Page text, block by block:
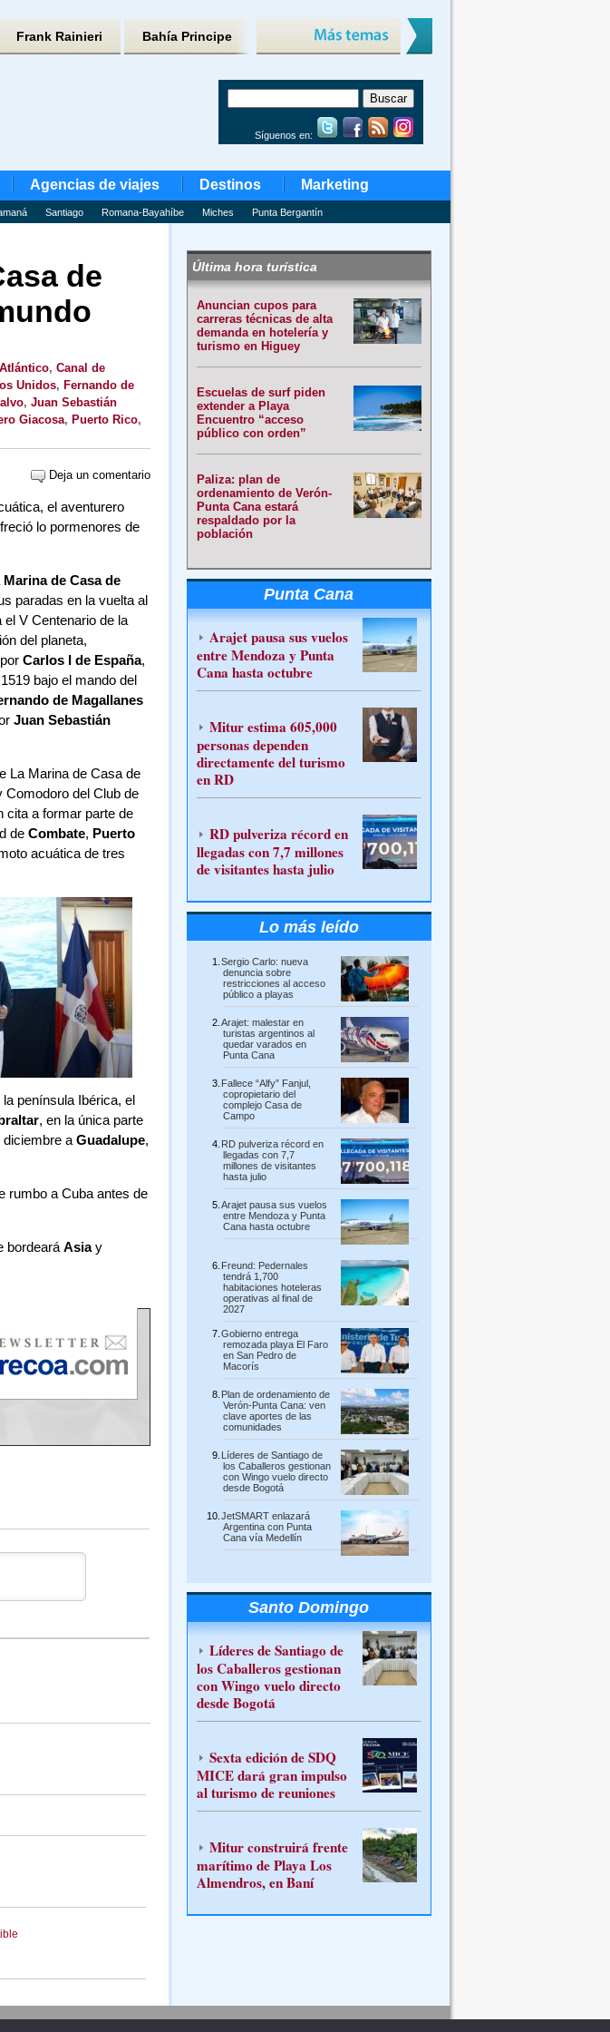
Frank Rainieri Bahía Principe
Síguenos en:
Agencias de viajes Destinos Marketing
Santiago Romana-Bayahíbe Miches Punta Bergantín
de
Atlántico, Canal de
Unidos, Fernando de
, Juan Sebastián
Giacosa, Puerto Rico,
Deja un comentario
el aventurero
lo pormenores de
Marina de Casa de
paradas en la vuelta al
V Centenario de la
del planeta,
Carlos I de España,
bajo el mando del
de Magallanes
Juan Sebastián
La Marina de Casa de
del Club de
cita a formar parte de
de Combate, Puerto
acuática de tres
península Ibérica, el
, en la única parte
diciembre a Guadalupe,
rumbo a Cuba antes de
bordeará Asiay
Última hora turística
Anuncian cupos para
carreras técnicas de alta
demanda en hotelería y
turismo en Higuey
Escuelas de surf piden
extender a Playa
Encuentro “acceso
público con orden”
Paliza: plan de
ordenamiento de Verón-
Punta Cana estará
respaldado por la
población
Punta Cana
Arajet pausa sus vuelos
entre Mendoza y Punta
Cana hasta octubre
Mitur estima 605,000
personas dependen
directamente del turismo
en RD
RD pulveriza récord en
llegadas con 7,7 millones
de visitantes hasta julio
Lo más leído
Sergio Carlo: nueva
denuncia sobre
restricciones al acceso
público a playas
Arajet: malestar en
turistas argentinos al
quedar varados en
Punta Cana
Fallece “Alfy” Fanjul,
copropietario del
complejo Casa de
Campo
RD pulveriza récord en
llegadas con 7,7
millones de visitantes
hasta julio
Arajet pausa sus vuelos
entre Mendoza y Punta
Cana hasta octubre
Freund: Pedernales
tendrá 1,700
habitaciones hoteleras
operativas al final de
2027
Gobierno entrega
remozada playa El Faro
en San Pedro de
Macorís
Plan de ordenamiento de
Verón-Punta Cana: ven
clave aportes de las
comunidades
Líderes de Santiago de
los Caballeros gestionan
con Wingo vuelo directo
desde Bogotá
JetSMART enlazará
Argentina con Punta
Cana vía Medellín
Santo Domingo
Líderes de Santiago de
los Caballeros gestionan
con Wingo vuelo directo
desde Bogotá
Sexta edición de SDQ
MICE dará gran impulso
al turismo de reuniones
Mitur construirá frente
marítimo de Playa Los
Almendros, en Baní